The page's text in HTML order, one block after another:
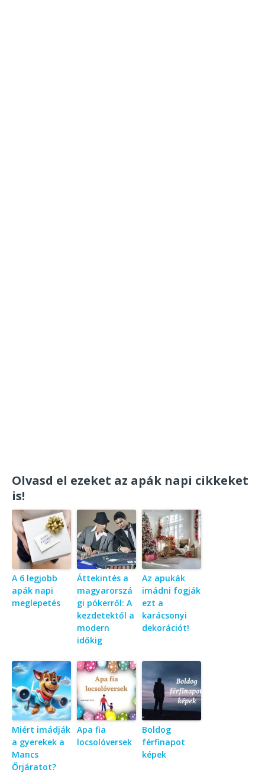
Olvasd el ezeket az apák napi cikkeket
is!
A 6 legjobb
apák napi
meglepetés
Áttekintés a
magyarorszá
gi pókerről: A
kezdetektől a
modern
időkig
Az apukák
imádni fogják
ezt a
karácsonyi
dekorációt!
Miért imádják
a gyerekek a
Mancs
Őrjáratot?
Apa fia
locsolóversek
Boldog
férfinapot
képek